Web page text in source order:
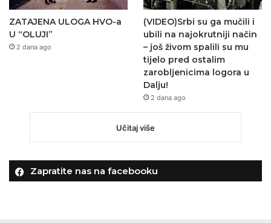
ZATAJENA ULOGA HVO-a
U “OLUJI”
2 dana ago
(VIDEO)Srbi su ga mučili i
ubili na najokrutniji način
– još živom spalili su mu
tijelo pred ostalim
zarobljenicima logora u
Dalju!
2 dana ago
Učitaj više
Zapratite nas na facebooku